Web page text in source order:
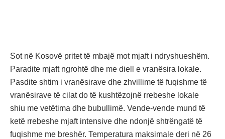
Sot në Kosovë pritet të mbajë mot mjaft i ndryshueshëm.
Paradite mjaft ngrohtë dhe me diell e vranësira lokale.
Pasdite shtim i vranësirave dhe zhvillime të fuqishme të
vranësirave të cilat do të kushtëzojnë rrebeshe lokale
shiu me vetëtima dhe bubullimë. Vende-vende mund të
ketë rrebeshe mjaft intensive dhe ndonjë shtrëngatë të
fuqishme me breshër. Temperatura maksimale deri në 26